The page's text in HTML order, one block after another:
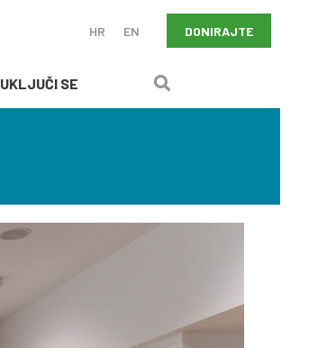
HR EN DONIRAJTE
UKLJUČI SE